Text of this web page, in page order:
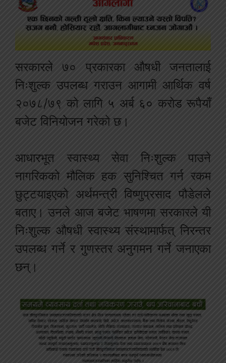
सरकारले ७० प्रकारका औषधी जनतालाई
निःशुल्क उपलब्ध गराउन आगामी आर्थिक वर्ष
२०७८/७९ को लागि ५ अर्ब ६० करोड रूपैयाँ
बजेट विनियोजन गरेको छ।
आधारभूत स्वास्थ्य सेवा निःशुल्क पाउने
नागरिकको मौलिक हक सुनिश्चित गर्न रकम
छुट्टयाइएको अर्थमन्त्री विष्णुप्रसाद पौडेलले
बताए। उनले आज बजेट भाषणमा सरकारले यी
निःशुल्क औषधी स्वास्थ्य संस्थामार्फत् निरन्तर
उपलब्ध गर्ने र गुणस्तर अनुगमन गर्ने जनाएका
छन्।